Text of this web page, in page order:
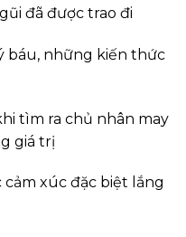
đã được trao đi
báu, những kiến thức
tìm ra chủ nhân may
giá trị
xúc đặc biệt lắng